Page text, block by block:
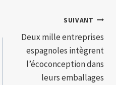
SUIVANT
Deux mille entreprises
espagnoles intègrent
l’écoconception dans
leurs emballages